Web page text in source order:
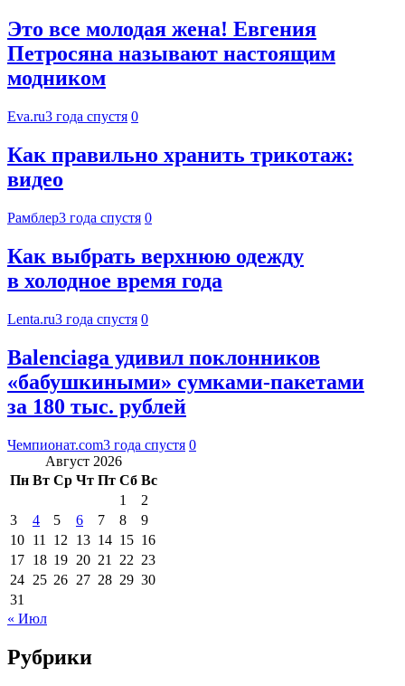
Это все молодая жена! Евгения
Петросяна называют настоящим
модником
Eva.ru3 года спустя 0
Как правильно хранить трикотаж:
видео
Рамблер3 года спустя 0
Как выбрать верхнюю одежду
в холодное время года
Lenta.ru3 года спустя 0
Balenciaga удивил поклонников
«бабушкиными» сумками-пакетами
за 180 тыс. рублей
Чемпионат.com3 года спустя 0
Август 2026
Пн Вт Ср Чт Пт Сб Вс
1
2
3
4 5 6 7 8
9
10 11 12 13 14 15 16
17 18 19 20 21 22 23
24 25 26 27 28 29 30
31
« Июл
Рубрики